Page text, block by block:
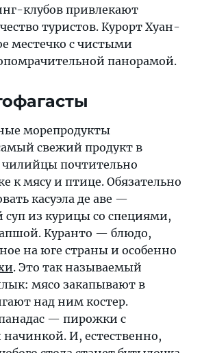
клубов привлекают
туристов. Курорт Хуан-
местечко с чистыми
панорамой.
морепродукты
свежий продукт в
чилийцы почтительно
к мясу и птице. Обязательно
касуэла де аве —
из курицы со специями,
Куранто — блюдо,
на юге страны и особенно
. Это так называемый
мясо закапывают в
над ним костер.
— пирожки с
начинкой. И, естественно,